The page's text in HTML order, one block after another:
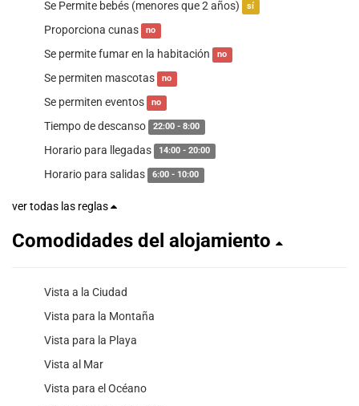
Se Permite bebés (menores que 2 años) sí
Proporciona cunas no
Se permite fumar en la habitación no
Se permiten mascotas no
Se permiten eventos no
Tiempo de descanso 22:00 - 8:00
Horario para llegadas 14:00 - 20:00
Horario para salidas 6:00 - 10:00
ver todas las reglas
Comodidades del alojamiento
Vista a la Ciudad
Vista para la Montaña
Vista para la Playa
Vista al Mar
Vista para el Océano